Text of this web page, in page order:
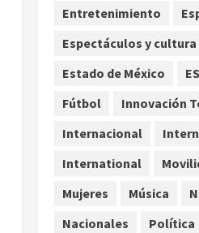
4
Azul
De la
diez
agosto
Entretenimiento
Espectáculos y cultura
Estado de México
Fútbol
Innovación
Internacional
International
Mujeres
Música
Nacionales
Política